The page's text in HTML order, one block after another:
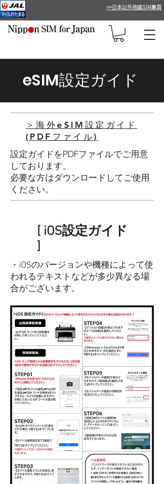
>>日本以外地區SIM專頁
eSIM設定ガイド
＞海外eSIM設定ガイド
(PDFファイル)
設定ガイドをPDFファイルでご用意
しております。
​必要な方はダウンロードしてご使用
ください。
[ iOS設定ガイド
]
・iOSのバージョンや機種によって使
われるテキストなどが多少異なる場
合がございます。